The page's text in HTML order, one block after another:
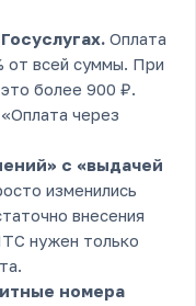
Оплата
от всей суммы. При
более 900 ₽.
через
с «выдачей
изменились
внесения
нужен только
номера